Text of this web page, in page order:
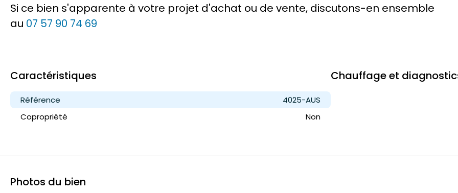
Si ce bien s'apparente à votre projet d'achat ou de vente, discutons-en ensemble
au 07 57 90 74 69
Caractéristiques
Référence
4025-AUS
Copropriété
Non
Chauffage et
Photos du bien